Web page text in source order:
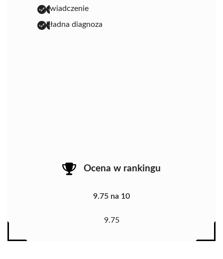
doświadczenie
dokładna diagnoza
Ocena w rankingu
9.75 na 10
9.75